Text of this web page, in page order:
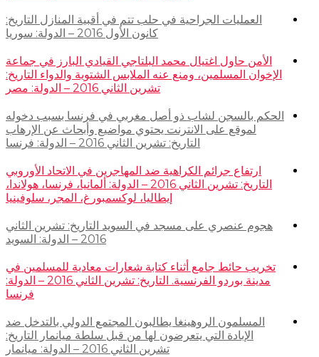
العمليات الجراحية في حلب تتم في أقبية المنازل التاريخ:
كانون الأول 2016 – الدولة: سوريا
الأمن حاول اغتيال محمد البلتاجي القيادي البارز في جماعة
الإخوان المسلمين، ومنع عنه الملابس الشتوية والدواء التاريخ:
تشرين الثاني 2016 – الدولة: مصر
الحكم بالسجن لشاب ذو أصل مغربي في فرنسا بسبب دخوله
لموقع على الانترنت يحتوي مواضيع وأبحاث عن الإرهاب
التاريخ: تشرين الثاني 2016 – الدولة: فرنسا
ارتفاع جرائم الكراهية ضد المهاجرين في الاتحاد الأوروبي
التاريخ: تشرين الثاني 2016 – الدولة: ألمانيا، فرنسا، هولاندا،
إيطاليا، لوكسمبورغ، المجر، سلوفينيا
هجوم عنصري على مسجد في السويد التاريخ: تشرين الثاني
2016 – الدولة: السويد
تخريب حائط جامع أثناء كتابة شعارات معادية للمسلمين في
مدينة بوردو الفرنسية. التاريخ: تشرين الثاني 2016 – الدولة:
فرنسا
المسلمون الروهينغا يطالبون المجتمع الدولي بالتدخل ضد
الإبادة التي يتعرضون لها من قبل سلطة ميانمار التاريخ:
تشرين الثاني 2016 – الدولة: ميانمار